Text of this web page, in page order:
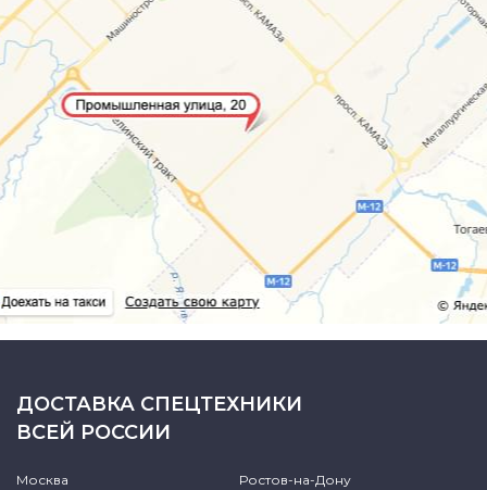
ДОСТАВКА СПЕЦТЕХНИКИ
ВСЕЙ РОССИИ
Москва Ростов-на-Дону